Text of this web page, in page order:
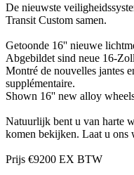
De nieuwste
Transit Custom samen.
Getoonde 16'' nieuwe
Abgebildet sind neue 16-
Montré de nouvelles jantes
supplémentaire.
Shown 16'' new alloy
Natuurlijk bent u van harte
komen bekijken. Laat u ons
Prijs €9200 EX BTW